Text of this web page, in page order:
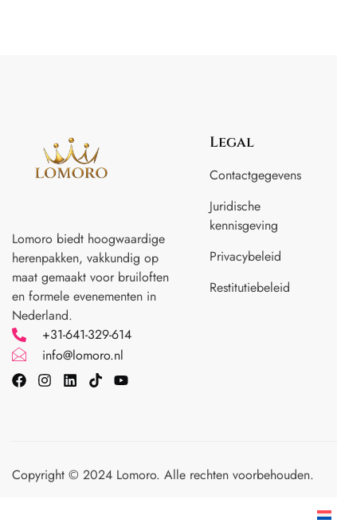
Lomoro biedt hoogwaardige
herenpakken, vakkundig op
maat gemaakt voor bruiloften
en formele evenementen in
Nederland.
+31-641-329-614
info@lomoro.nl
Legal
Contactgegevens
Juridische
kennisgeving
Privacybeleid
Restitutiebeleid
Copyright © 2024 Lomoro. Alle rechten voorbehouden.